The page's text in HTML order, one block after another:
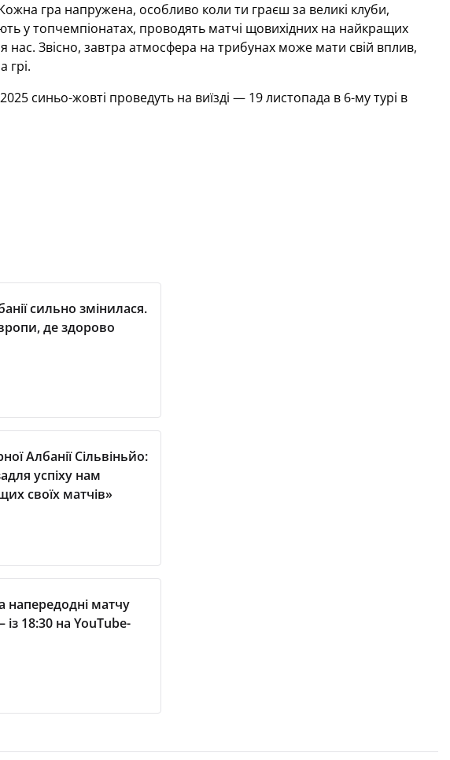
гра напружена, особливо коли ти граєш за великі клуби,
у топчемпіонатах, проводять матчі щовихідних на найкращих
Звісно, завтра атмосфера на трибунах може мати свій вплив,
грі.
синьо-жовті проведуть на виїзді — 19 листопада в 6-му турі в
сильно змінилася.
де здорово
Албанії Сільвіньйо:
успіху нам
своїх матчів»
напередодні матчу
18:30 на YouTube-